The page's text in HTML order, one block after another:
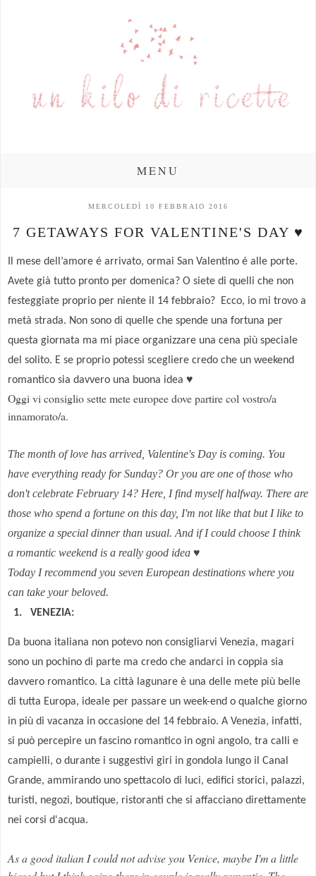
MENU
MERCOLEDÌ 10 FEBBRAIO 2016
7 GETAWAYS FOR VALENTINE'S DAY ♥
Il mese dell’amore é arrivato, ormai San Valentino é alle porte.
Avete già tutto pronto per domenica? O siete di quelli che non
festeggiate proprio per niente il 14 febbraio? Ecco, io mi trovo a
metà strada. Non sono di quelle che spende una fortuna per
questa giornata ma mi piace organizzare una cena più speciale
del solito. E se proprio potessi scegliere credo che un weekend
romantico sia davvero una buona idea ♥
Oggi vi consiglio sette mete europee dove partire col vostro/a
innamorato/a.
The month of love has arrived Valentine's Day is coming. You
have everything ready for Sunday? Or you are one of those who
don't celebrate February 14? Here I find myself halfway. There are
those who spend a fortune on this day, I'm not like that but I like to
organize a special dinner than usual. And if I could choose I think
a romantic weekend is a really good idea ♥
Today I recommend you seven European destinations where you
can take yourbeloved.
1. VENEZIA:
Da buona italiana non potevo non consigliarvi Venezia, magari
sono un pochino di parte ma credo che andarci in coppia sia
davvero romantico. La città lagunare è una delle mete più belle
di tutta Europa, ideale per passare un week-end o qualche giorno
in più di vacanza in occasione del 14 febbraio. A Venezia, infatti,
si può percepire un fascino romantico in ogni angolo, tra calli e
campielli, o durante i suggestivi giri in gondola lungo il Canal
Grande, ammirando uno spettacolo di luci, edifici storici, palazzi,
turisti, negozi, boutique, ristoranti che si affacciano direttamente
nei corsi d'acqua.
As a good italian I could notadviseyou Venice, maybe I'ma little